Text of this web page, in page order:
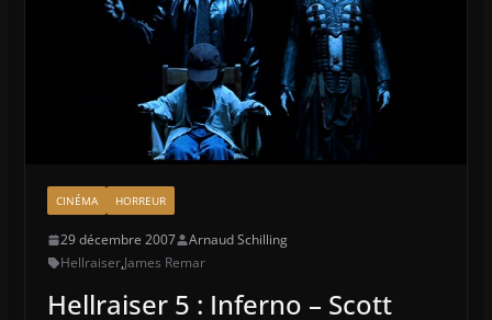
CINÉMA HORREUR
29 décembre 2007
Arnaud Schilling
Hellraiser,James Remar
Hellraiser 5 : Inferno – Scott